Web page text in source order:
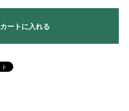
カートに入れる